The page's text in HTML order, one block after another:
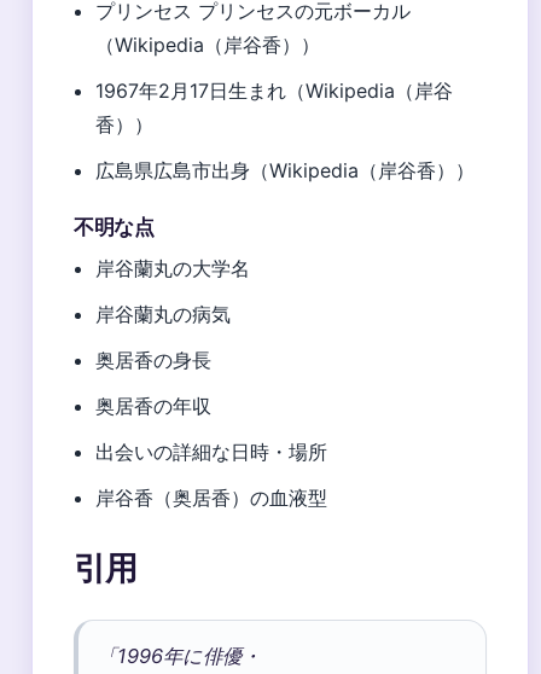
プリンセス プリンセスの元ボーカル
（Wikipedia（岸谷香））
1967年2月17日生まれ（Wikipedia（岸谷
香））
広島県広島市出身（Wikipedia（岸谷香））
不明な点
岸谷蘭丸の大学名
岸谷蘭丸の病気
奥居香の身長
奥居香の年収
出会いの詳細な日時・場所
岸谷香（奥居香）の血液型
引用
「1996年に俳優・